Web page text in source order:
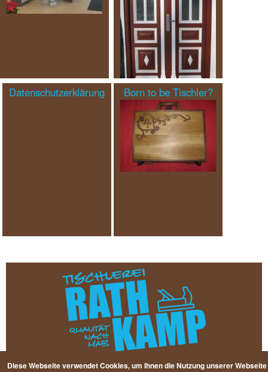
Datenschutzerklärung Born to be Tischler?
Diese Webseite verwendet Cookies, um Ihnen die Nutzung unserer Webseite